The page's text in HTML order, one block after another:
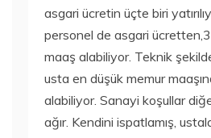
asgari ücretin üçte biri
personel de asgari
maaş alabiliyor. Teknik
usta en düşük memur
alabiliyor. Sanayi koşullar
ağır. Kendini ispatlamış,